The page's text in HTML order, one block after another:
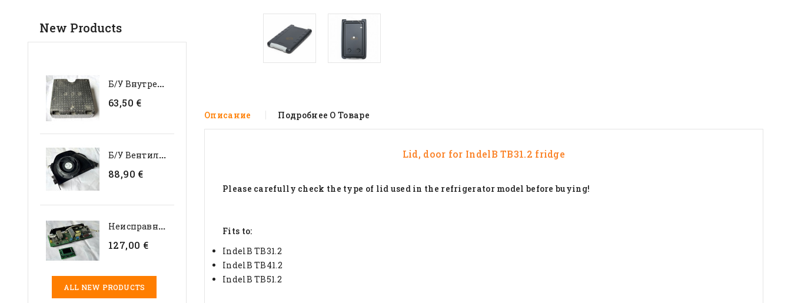
New Products
Б
/у Внутренний...
63,50 €
Б
/у Вентилятор Испарителя...
88,90 €
Н
Еисправный Комплект...
127,00 €
ALL NEW PRODUCTS
Описание Подробнее О Товаре
Lid, door for IndelB TB31.2 fridge
Please carefully check the type of lid used in the refrigerator model before buying!
Fits to:
IndelB TB31.2
IndelB TB41.2
IndelB TB51.2